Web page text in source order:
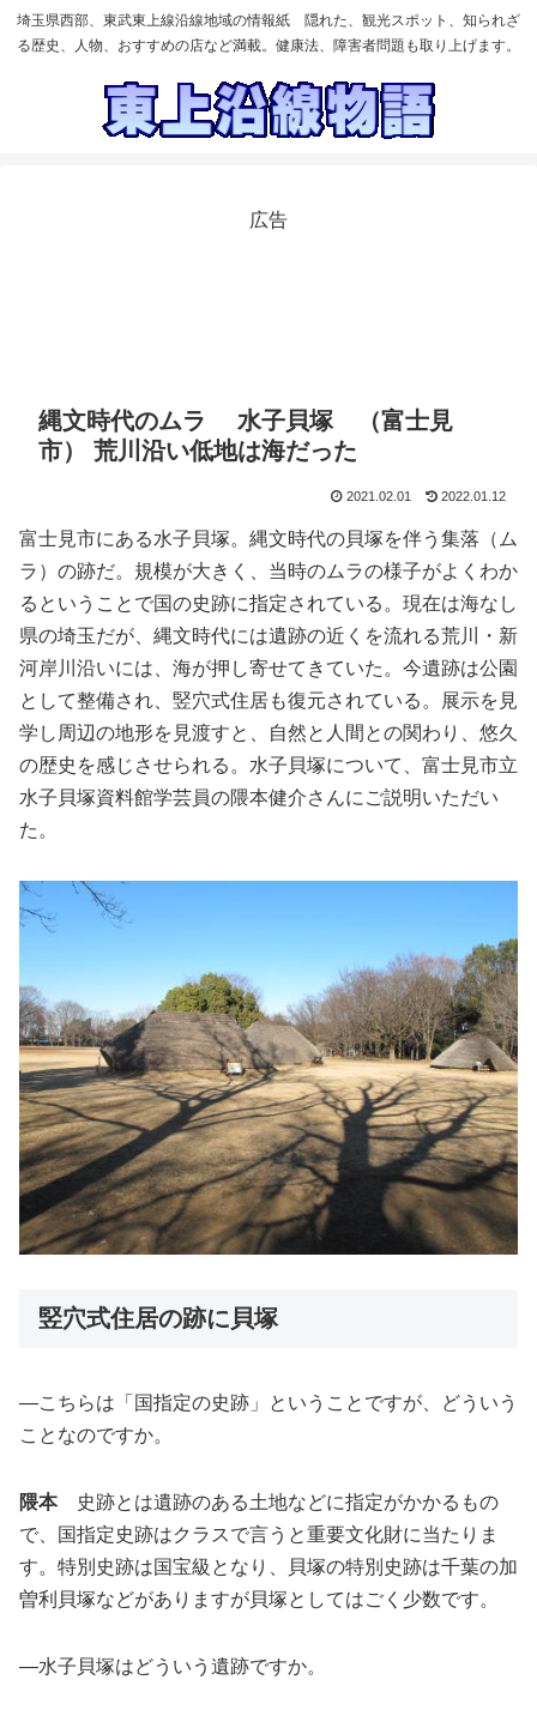
埼玉県西部、東武東上線沿線地域の情報紙 隠れた、観光スポット、知られざ
る歴史、人物、おすすめの店など満載。健康法、障害者問題も取り上げます。
広告
縄文時代のムラ 水子貝塚 （富士見
市） 荒川沿い低地は海だった
2021.02.01 2022.01.12
富士見市にある水子貝塚。縄文時代の貝塚を伴う集落（ム
ラ）の跡だ。規模が大きく、当時のムラの様子がよくわか
るということで国の史跡に指定されている。現在は海なし
県の埼玉だが、縄文時代には遺跡の近くを流れる荒川・新
河岸川沿いには、海が押し寄せてきていた。今遺跡は公園
として整備され、竪穴式住居も復元されている。展示を見
学し周辺の地形を見渡すと、自然と人間との関わり、悠久
の歴史を感じさせられる。水子貝塚について、富士見市立
水子貝塚資料館学芸員の隈本健介さんにご説明いただい
た。
竪穴式住居の跡に貝塚
―こちらは「国指定の史跡」ということですが、どういう
ことなのですか。
隈本史跡とは遺跡のある土地などに指定がかかるもの
で、国指定史跡はクラスで言うと重要文化財に当たりま
す。特別史跡は国宝級となり、貝塚の特別史跡は千葉の加
曽利貝塚などがありますが貝塚としてはごく少数です。
―水子貝塚はどういう遺跡ですか。